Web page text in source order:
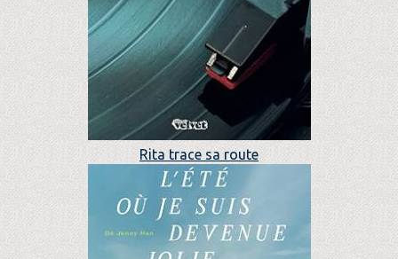
Rita trace sa route